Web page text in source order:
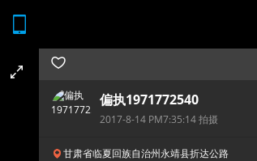
偏执1971772540
2017-8-14 PM7:35:14 拍摄
甘肃省临夏回族自治州永靖县折达公路